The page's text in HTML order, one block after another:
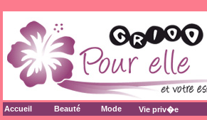
Accueil Beauté Mode Vie priv�e